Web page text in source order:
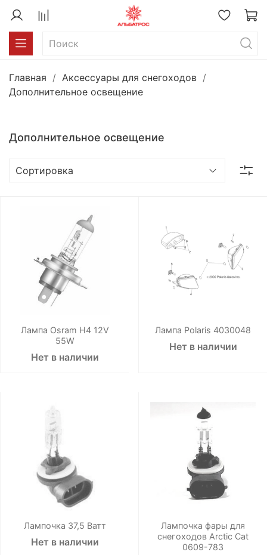
Главная
Аксессуары для снегоходов
Дополнительное освещение
Дополнительное освещение
Лампа Osram H4 12V
55W
Нет в наличии
Лампа Polaris 4030048
Нет в наличии
Лампочка 37,5 Ватт
Нет в наличии
Лампочка фары для
снегоходов Arctic Cat
0609-783